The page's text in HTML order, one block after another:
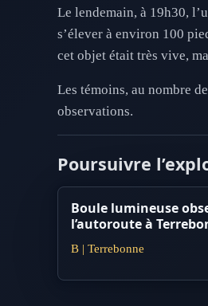
Le lendemain, à 19h30,
s’élever à environ 100
cet objet était très vive,
Les témoins, au nombre
observations.
Poursuivre
Boule lumineuse
l’autoroute à
B | Terrebonne